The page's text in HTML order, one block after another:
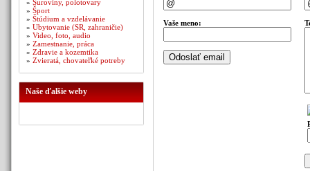
» Suroviny, polotovary
» Šport
» Štúdium a vzdelávanie
» Ubytovanie (SR, zahraničie)
» Video, foto, audio
» Zamestnanie, práca
» Zdravie a kozemtika
» Zvieratá, chovateľké potreby
Naše ďalšie weby
Vaše meno: